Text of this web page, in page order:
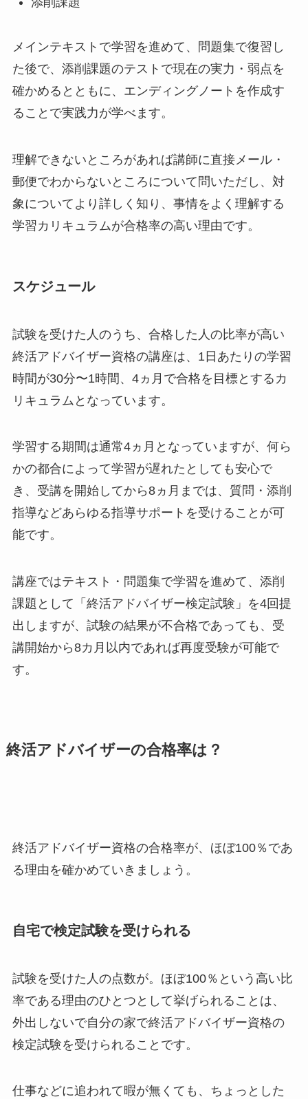
メインテキストで学習を進めて、問題集で復習し
た後で、添削課題のテストで現在の実力・弱点を
確かめるとともに、エンディングノートを作成す
ることで実践力が学べます。
理解できないところがあれば講師に直接メール・
郵便でわからないところについて問いただし、対
象についてより詳しく知り、事情をよく理解する
学習カリキュラムが合格率の高い理由です。
スケジュール
試験を受けた人のうち、合格した人の比率が高い
終活アドバイザー資格の講座は、1日あたりの学習
時間が30分〜1時間、4ヵ月で合格を目標とするカ
リキュラムとなっています。
学習する期間は通常4ヵ月となっていますが、何ら
かの都合によって学習が遅れたとしても安心で
き、受講を開始してから8ヵ月までは、質問・添削
指導などあらゆる指導サポートを受けることが可
能です。
講座ではテキスト・問題集で学習を進めて、添削
課題として「終活アドバイザー検定試験」を4回提
出しますが、試験の結果が不合格であっても、受
講開始から8カ月以内であれば再度受験が可能で
す。
終活アドバイザーの合格率は？
終活アドバイザー資格の合格率が、ほぼ100％であ
る理由を確かめていきましょう。
自宅で検定試験を受けられる
試験を受けた人の点数が。ほぼ100％という高い比
率である理由のひとつとして挙げられることは、
外出しないで自分の家で終活アドバイザー資格の
検定試験を受けられることです。
仕事などに追われて暇が無くても、ちょっとした